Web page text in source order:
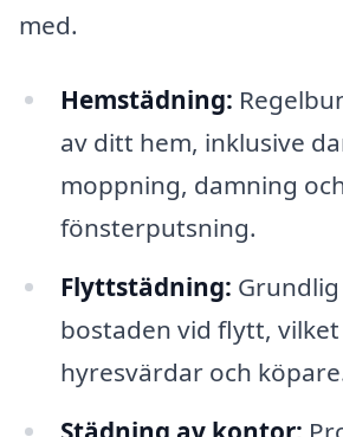
med.
Hemstädning:
av ditt hem, inklusive
moppning, damning
fönsterputsning.
Flyttstädning:
bostaden vid flytt,
hyresvärdar och